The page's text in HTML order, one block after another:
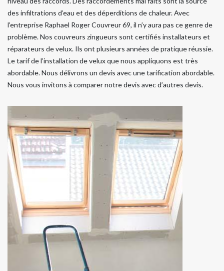
des infiltrations d’eau et des déperditions de chaleur. Avec
l’entreprise Raphael Roger Couvreur 69, il n’y aura pas ce genre de
problème. Nos couvreurs zingueurs sont certifiés installateurs et
réparateurs de velux. Ils ont plusieurs années de pratique réussie.
Le tarif de l’installation de velux que nous appliquons est très
abordable. Nous délivrons un devis avec une tarification abordable.
Nous vous invitons à comparer notre devis avec d’autres devis.